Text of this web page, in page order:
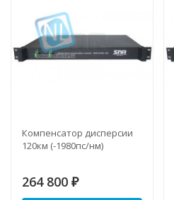
Компенсатор дисперсии
120км (-1980пс/нм)
264 800 ₽